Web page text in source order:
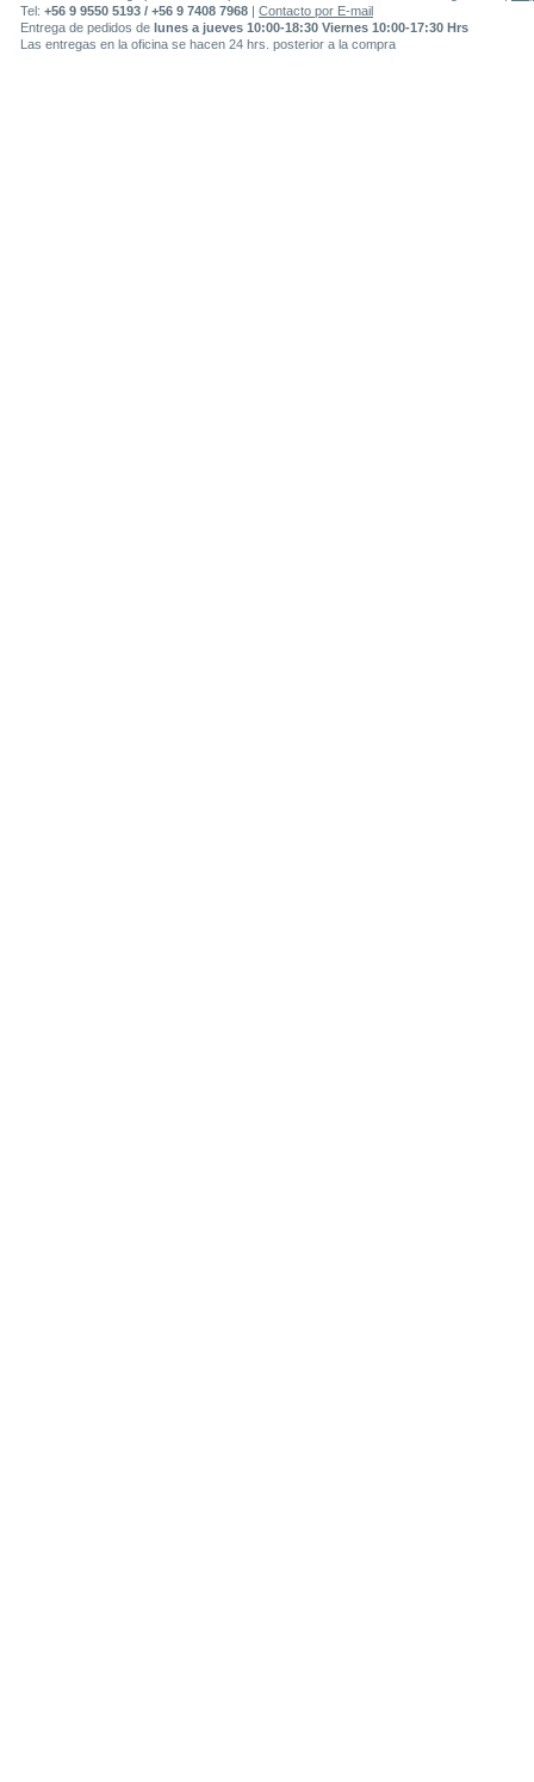
Tel: +56 9 9550 5193 / +56 9 7408 7968 | Contacto por E-mail
Entrega de pedidos de lunes a jueves 10:00-18:30 Viernes 10:00-17:30 Hrs
Las entregas en la oficina se hacen 24 hrs. posterior a la compra